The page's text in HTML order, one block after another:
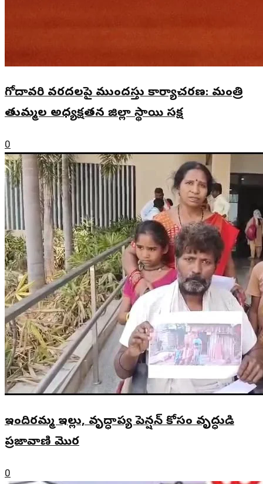
గోదావరి వరదలపై ముందస్తు కార్యాచరణ: మంత్రి
తుమ్మల అధ్యక్షతన జిల్లా స్థాయి సమీక్ష
0
ఇందిరమ్మ ఇల్లు, వృద్ధాప్య పెన్షన్ కోసం వృద్ధుడి
ప్రజావాణి మొర
0